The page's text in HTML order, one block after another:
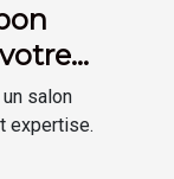
salon
expertise.